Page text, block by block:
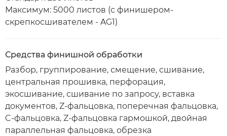
Максимум: 5000 листов (с финишером-
скрепкосшивателем - AG1)
Средства финишной обработки
Разбор, группирование, смещение, сшивание,
центральная прошивка, перфорация,
экосшивание, сшивание по запросу, вставка
документов, Z-фальцовка, поперечная фальцовка,
C-фальцовка, Z-фальцовка гармошкой, двойная
параллельная фальцовка, обрезка